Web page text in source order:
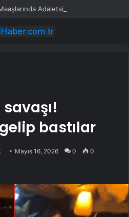
bastılar
Mayıs 16, 2026 0 0